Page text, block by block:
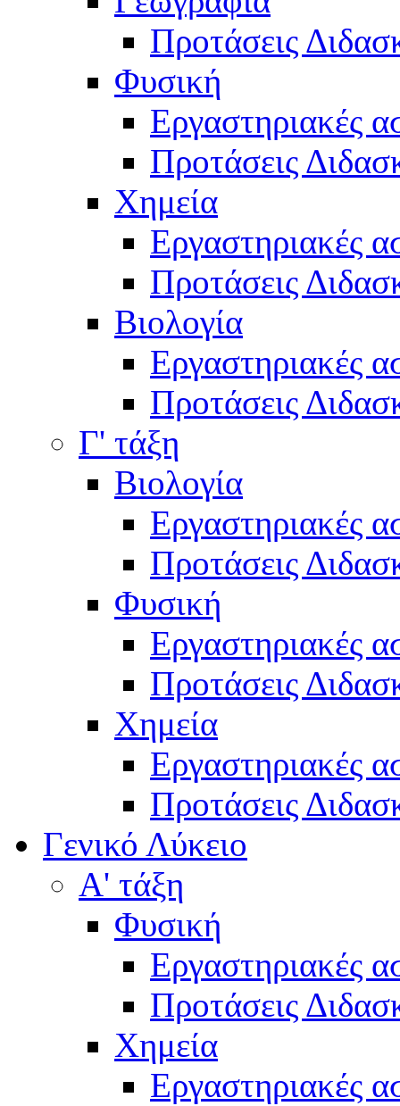
Προτάσεις
Φυσική
Εργαστηριακές
Προτάσεις
Χημεία
Εργαστηριακές
Προτάσεις
Βιολογία
Εργαστηριακές
Προτάσεις
Γ' τάξη
Βιολογία
Εργαστηριακές
Προτάσεις
Φυσική
Εργαστηριακές
Προτάσεις
Χημεία
Εργαστηριακές
Προτάσεις
Γενικό Λύκειο
Α' τάξη
Φυσική
Εργαστηριακές
Προτάσεις
Χημεία
Εργαστηριακές